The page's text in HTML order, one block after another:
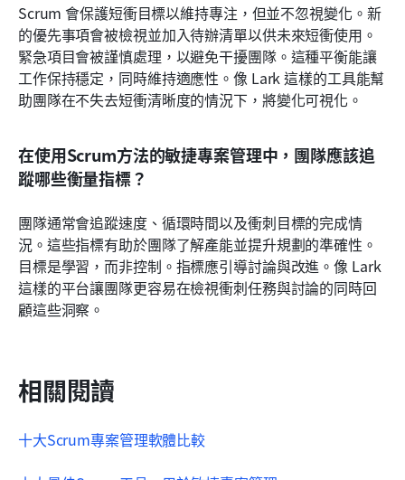
Scrum 會保護短衝目標以維持專注，但並不忽視變化。新
的優先事項會被檢視並加入待辦清單以供未來短衝使用。
緊急項目會被謹慎處理，以避免干擾團隊。這種平衡能讓
工作保持穩定，同時維持適應性。像 Lark 這樣的工具能幫
助團隊在不失去短衝清晰度的情況下，將變化可視化。
在使用Scrum方法的敏捷專案管理中，團隊應該追
蹤哪些衡量指標？
團隊通常會追蹤速度、循環時間以及衝刺目標的完成情
況。這些指標有助於團隊了解產能並提升規劃的準確性。
目標是學習，而非控制。指標應引導討論與改進。像 Lark
這樣的平台讓團隊更容易在檢視衝刺任務與討論的同時回
顧這些洞察。
相關閱讀
十大Scrum專案管理軟體比較